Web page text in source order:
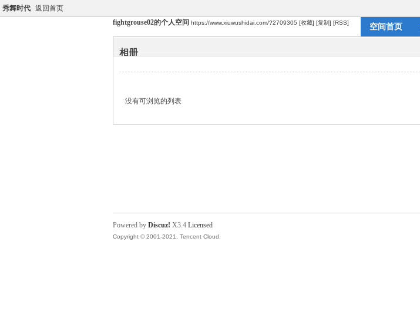
秀舞时代 返回首页
fightgrouse02的个人空间 https://www.xiuwushidai.com/?2709305 [收藏] [复制] [RSS] 空间首页
相册
没有可浏览的列表
Powered by Discuz! X3.4 Licensed
Copyright © 2001-2021, Tencent Cloud.